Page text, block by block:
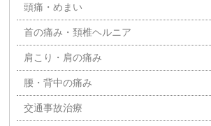
頭痛・めまい
首の痛み・頚椎ヘルニア
肩こり・肩の痛み
腰・背中の痛み
交通事故治療